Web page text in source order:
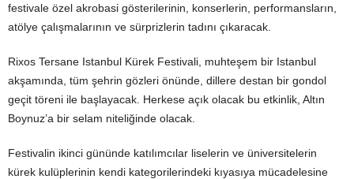
festivale özel akrobasi gösterilerinin, konserlerin, performansların,
atölye çalışmalarının ve sürprizlerin tadını çıkaracak.
Rixos Tersane Istanbul Kürek Festivali, muhteşem bir Istanbul
akşamında, tüm şehrin gözleri önünde, dillere destan bir gondol
geçit töreni ile başlayacak. Herkese açık olacak bu etkinlik, Altın
Boynuz’a bir selam niteliğinde olacak.
Festivalin ikinci gününde katılımcılar liselerin ve üniversitelerin
kürek kulüplerinin kendi kategorilerindeki kıyasıya mücadelesine